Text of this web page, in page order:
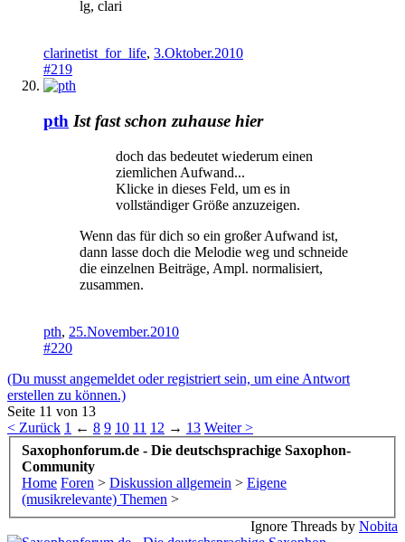
lg, clari
clarinetist_for_life, 3.Oktober.2010
#219
pth Ist fast schon zuhause hier
doch das bedeutet wiederum einen
ziemlichen Aufwand...
Klicke in dieses Feld, um es in
vollständiger Größe anzuzeigen.
Wenn das für dich so ein großer Aufwand ist,
dann lasse doch die Melodie weg und schneide
die einzelnen Beiträge, Ampl. normalisiert,
zusammen.
pth, 25.November.2010
#220
(Du musst angemeldet oder registriert sein, um eine Antwort
erstellen zu können.)
Seite 11 von 13
< Zurück 1 ← 8 9 10 11 12 → 13 Weiter >
Saxophonforum.de - Die deutschsprachige Saxophon-
Community
Home Foren > Diskussion allgemein > Eigene
(musikrelevante) Themen >
Ignore Threads by Nobita